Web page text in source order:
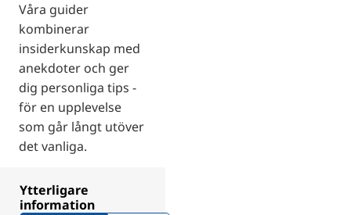
Våra guider
kombinerar
insiderkunskap med
anekdoter och ger
dig personliga tips -
för en upplevelse
som går långt utöver
det vanliga.
Ytterligare
information